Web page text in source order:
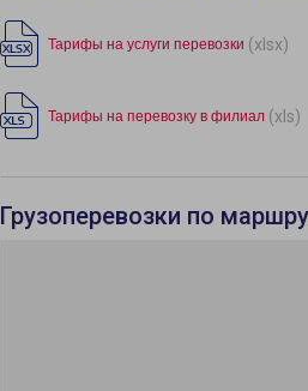
Тарифы на услуги перевозки (xlsx)
Тарифы на перевозку в филиал (xls)
Грузоперевозки по